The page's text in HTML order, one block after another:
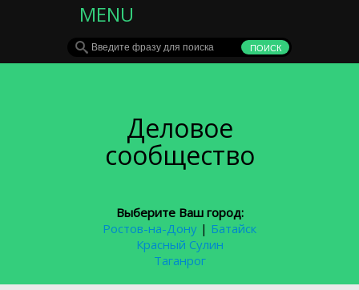
MENU
Деловое
сообщество
Выберите Ваш город:
Ростов-на-Дону | Батайск
Красный Сулин
Таганрог